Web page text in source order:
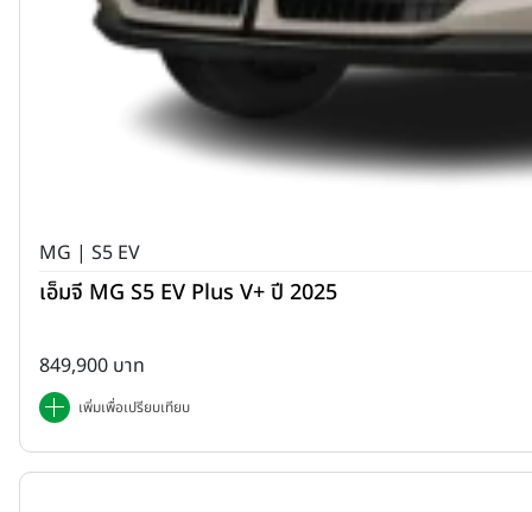
MG | S5 EV
เอ็มจี MG S5 EV Plus V+ ปี 2025
849,900 บาท
เพิ่มเพื่อเปรียบเทียบ